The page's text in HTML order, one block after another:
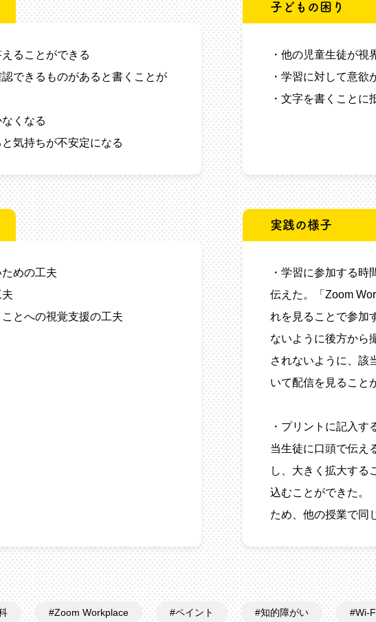
ることができる
できるものがあると書くことが
くなる
気持ちが不安定になる
子どもの困り
・他の児童生徒が
・学習に対して意
・文字を書くこと
めの工夫
とへの視覚支援の工夫
実践の様子
・学習に参加する
伝えた。「Zoom
れを見ることで参加
ないように後方から
されないように、該
いて配信を見ること
・プリントに記入
当生徒に口頭で伝え
し、大きく拡大する
込むことができた。
ため、他の授業で同
Zoom Workplace ペイント 知的障がい Wi-